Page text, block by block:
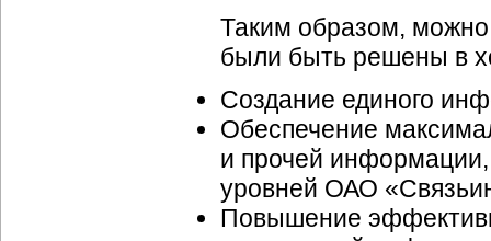
Таким образом,
были быть решены в
Создание единого
Обеспечение
и прочей
уровней ОАО
Повышение